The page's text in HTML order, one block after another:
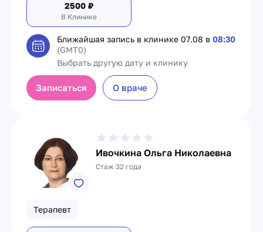
2500 ₽
В Клинике
Ближайшая запись в клинике 07.08 в 08:30
(GMT0)
Выбрать другую дату и клинику
Записаться О враче
Ивочкина Ольга Николаевна
Стаж 32 года
Терапевт